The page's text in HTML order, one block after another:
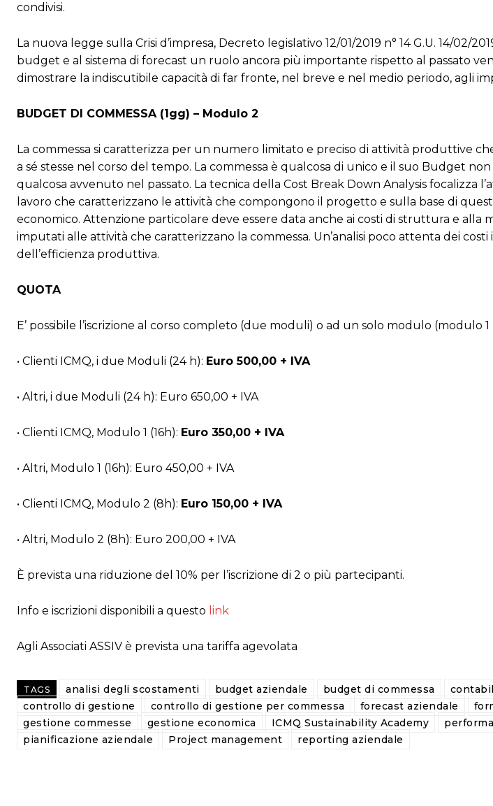
condivisi.
La nuova legge sulla Crisi d’impresa, Decreto legislativo 12/01/2019 n° 14 G.U. 14/02/
budget e al sistema di forecast un ruolo ancora più importante rispetto al passato
dimostrare la indiscutibile capacità di far fronte, nel breve e nel medio periodo, agli
BUDGET DI COMMESSA (1gg) – Modulo 2
La commessa si caratterizza per un numero limitato e preciso di attività produttive
a sé stesse nel corso del tempo. La commessa è qualcosa di unico e il suo Budget
qualcosa avvenuto nel passato. La tecnica della Cost Break Down Analysis focalizza
lavoro che caratterizzano le attività che compongono il progetto e sulla base di
economico. Attenzione particolare deve essere data anche ai costi di struttura e alla
imputati alle attività che caratterizzano la commessa. Un’analisi poco attenta dei
dell’efficienza produttiva.
QUOTA
E’ possibile l’iscrizione al corso completo (due moduli) o ad un solo modulo (modulo
• Clienti ICMQ, i due Moduli (24 h): Euro 500,00 + IVA
• Altri, i due Moduli (24 h): Euro 650,00 + IVA
• Clienti ICMQ, Modulo 1 (16h): Euro 350,00 + IVA
• Altri, Modulo 1 (16h): Euro 450,00 + IVA
• Clienti ICMQ, Modulo 2 (8h): Euro 150,00 + IVA
• Altri, Modulo 2 (8h): Euro 200,00 + IVA
È prevista una riduzione del 10% per l’iscrizione di 2 o più partecipanti.
Info e iscrizioni disponibili a questo link
Agli Associati ASSIV è prevista una tariffa agevolata
TAGS analisi degli scostamenti budget aziendale budget di commessa
controllo di gestione
controllo di gestione per commessa forecast aziendale
gestione commesse
gestione economica ICMQ Sustainability Academy
pianificazione aziendale
Project management reporting aziendale